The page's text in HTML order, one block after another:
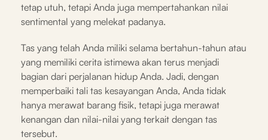
tetap utuh, tetapi Anda juga mempertahankan nilai
sentimental yang melekat padanya.
Tas yang telah Anda miliki selama bertahun-tahun atau
yang memiliki cerita istimewa akan terus menjadi
bagian dari perjalanan hidup Anda. Jadi, dengan
memperbaiki tali tas kesayangan Anda, Anda tidak
hanya merawat barang fisik, tetapi juga merawat
kenangan dan nilai-nilai yang terkait dengan tas
tersebut.